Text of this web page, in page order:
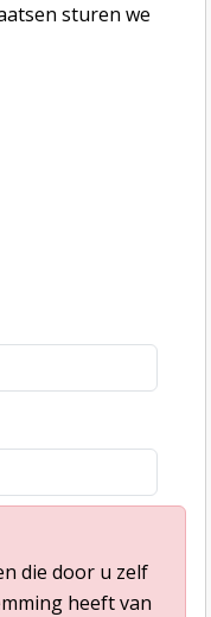
sturen we
die door u zelf
heeft van